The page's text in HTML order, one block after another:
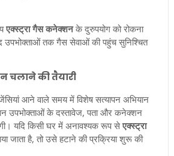
एक्स्ट्रा गैस कनेक्शनके दुरुपयोग को रोकना
तक गैस सेवाओं की पहुंच सुनिश्चित
चलाने की तैयारी
आने वाले समय में विशेष सत्यापन अभियान
उपभोक्ताओं के दस्तावेज, पता और कनेक्शन
यदि किसी घर में अनावश्यक रूप से एक्स्ट्रा
जाता है, तो उसे हटाने की प्रक्रिया शुरू की